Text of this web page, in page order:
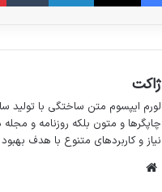
ژاکت
لورم ایپسوم متن ساختگی با تولید
چاپگرها و متون بلکه روزنامه و
نیاز و کاربردهای متنوع با هدف